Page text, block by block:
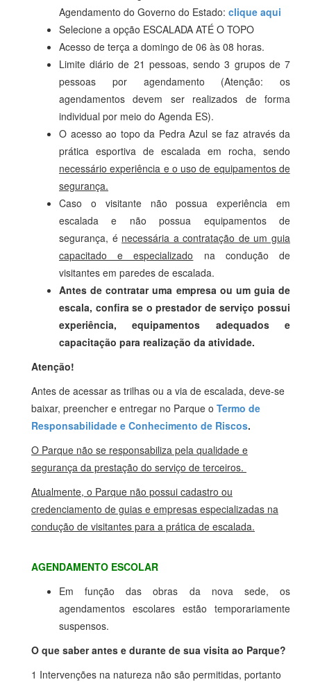
Agendamento do Governo do Estado: clique aqui
Selecione a opção ESCALADA ATÉ O TOPO
Acesso de terça a domingo de 06 às 08 horas.
Limite diário de 21 pessoas, sendo 3 grupos de 7
pessoas por agendamento (Atenção: os
agendamentos devem ser realizados de forma
individual por meio do Agenda ES).
O acesso ao topo da Pedra Azul se faz através da
prática esportiva de escalada em rocha, sendo
necessário experiência e o uso de equipamentos de
segurança.
Caso o visitante não possua experiência em
escalada e não possua equipamentos de
segurança, é necessária a contratação de um guia
capacitado e especializado na condução de
visitantes em paredes de escalada.
Antes de contratar uma empresa ou um guia de
escala, confira se o prestador de serviço possui
experiência, equipamentos adequados e
capacitação para realização da atividade.
Atenção!
Antes de acessar as trilhas ou a via de escalada, deve-se
baixar, preencher e entregar no Parque o Termo de
Responsabilidade e Conhecimento de Riscos.
O Parque não se responsabiliza pela qualidade e
segurança da prestação do serviço de terceiros.
Atualmente, o Parque não possui cadastro ou
credenciamento de guias e empresas especializadas na
condução de visitantes para a prática de escalada.
AGENDAMENTO ESCOLAR
Em função das obras da nova sede, os
agendamentos escolares estão temporariamente
suspensos.
O que saber antes e durante de sua visita ao Parque?
1 Intervenções na natureza não são permitidas, portanto